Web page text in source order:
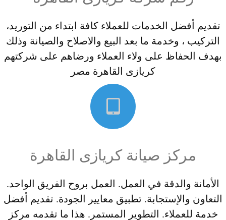
تقديم أفضل الخدمات للعملاء كافة ابتداء من التوريد،
التركيب ، وخدمة ما بعد البيع والاصلاح والصيانة وذلك
بهدف الحفاظ على ولاء العملاء ورضاهم على شركتهم
كريازى القاهرة مصر
مركز صيانة كريازى القاهرة
الأمانة والدقة في العمل. العمل بروح الفريق الواحد.
التعاون والإستجابة. تطبيق معايير الجودة. تقديم أفضل
خدمة للعملاء. التطوير المستمر. هذا ما تقدمه مركز